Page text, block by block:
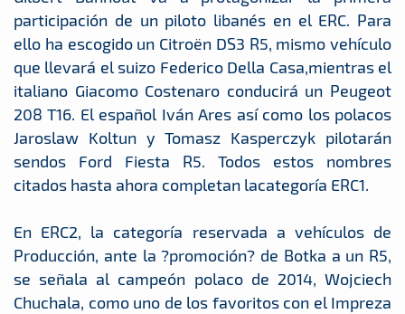
participación de un piloto libanés en el ERC. Para
ello ha escogido un Citroën DS3 R5, mismo vehículo
que llevará el suizo Federico Della Casa,mientras el
italiano Giacomo Costenaro conducirá un Peugeot
208 T16. El español Iván Ares así como los polacos
Jaroslaw Koltun y Tomasz Kasperczyk pilotarán
sendos Ford Fiesta R5. Todos estos nombres
citados hasta ahora completan lacategoría ERC1.
En ERC2, la categoría reservada a vehículos de
Producción, ante la ?promoción? de Botka a un R5,
se señala al campeón polaco de 2014, Wojciech
Chuchala, como uno de los favoritos con el Impreza